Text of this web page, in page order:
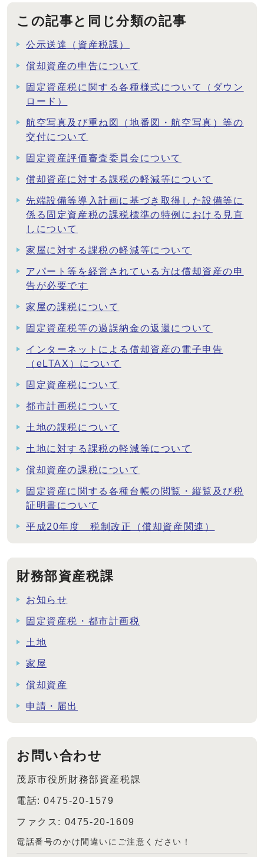
この記事と同じ分類の記事
公示送達（資産税課）
償却資産の申告について
固定資産税に関する各種様式について（ダウン
ロード）
航空写真及び重ね図（地番図・航空写真）等の
交付について
固定資産評価審査委員会について
償却資産に対する課税の軽減等について
先端設備等導入計画に基づき取得した設備等に
係る固定資産税の課税標準の特例における見直
しについて
家屋に対する課税の軽減等について
アパート等を経営されている方は償却資産の申
告が必要です
家屋の課税について
固定資産税等の過誤納金の返還について
インターネットによる償却資産の電子申告
（eLTAX）について
固定資産税について
都市計画税について
土地の課税について
土地に対する課税の軽減等について
償却資産の課税について
固定資産に関する各種台帳の閲覧・縦覧及び税
証明書について
平成20年度 税制改正（償却資産関連）
財務部資産税課
お知らせ
固定資産税・都市計画税
土地
家屋
償却資産
申請・届出
お問い合わせ
茂原市役所財務部資産税課
電話: 0475-20-1579
ファクス: 0475-20-1609
電話番号のかけ間違いにご注意ください！